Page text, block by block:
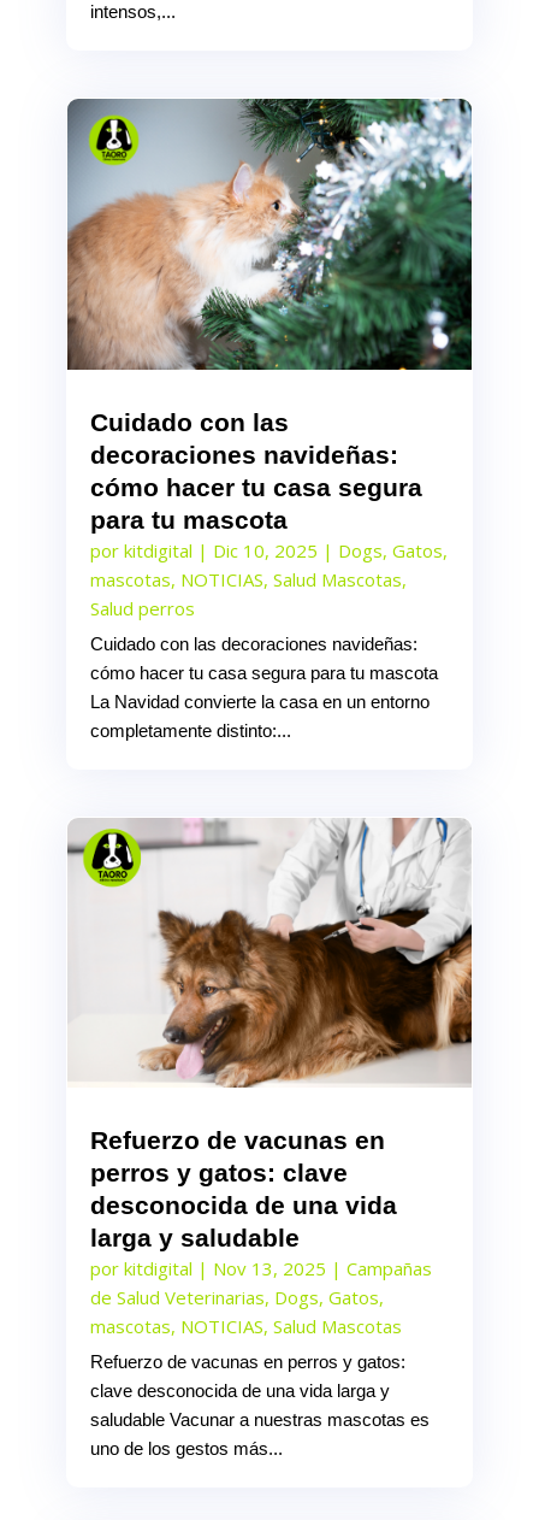
intensos,...
Cuidado con las
decoraciones navideñas:
cómo hacer tu casa segura
para tu mascota
por kitdigital | Dic 10, 2025 | Dogs, Gatos,
mascotas, NOTICIAS, Salud Mascotas,
Salud perros
Cuidado con las decoraciones navideñas:
cómo hacer tu casa segura para tu mascota
La Navidad convierte la casa en un entorno
completamente distinto:...
Refuerzo de vacunas en
perros y gatos: clave
desconocida de una vida
larga y saludable
por kitdigital | Nov 13, 2025 | Campañas
de Salud Veterinarias, Dogs, Gatos,
mascotas, NOTICIAS, Salud Mascotas
Refuerzo de vacunas en perros y gatos:
clave desconocida de una vida larga y
saludable Vacunar a nuestras mascotas es
uno de los gestos más...